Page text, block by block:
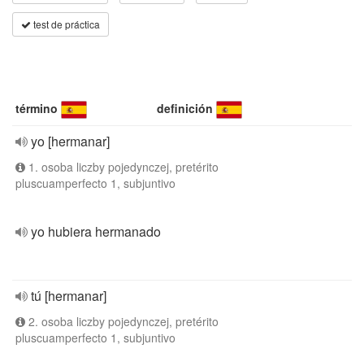
test de práctica
término definición
yo [hermanar]
1. osoba liczby pojedynczej, pretérito
pluscuamperfecto 1, subjuntivo
yo hubiera hermanado
tú [hermanar]
2. osoba liczby pojedynczej, pretérito
pluscuamperfecto 1, subjuntivo